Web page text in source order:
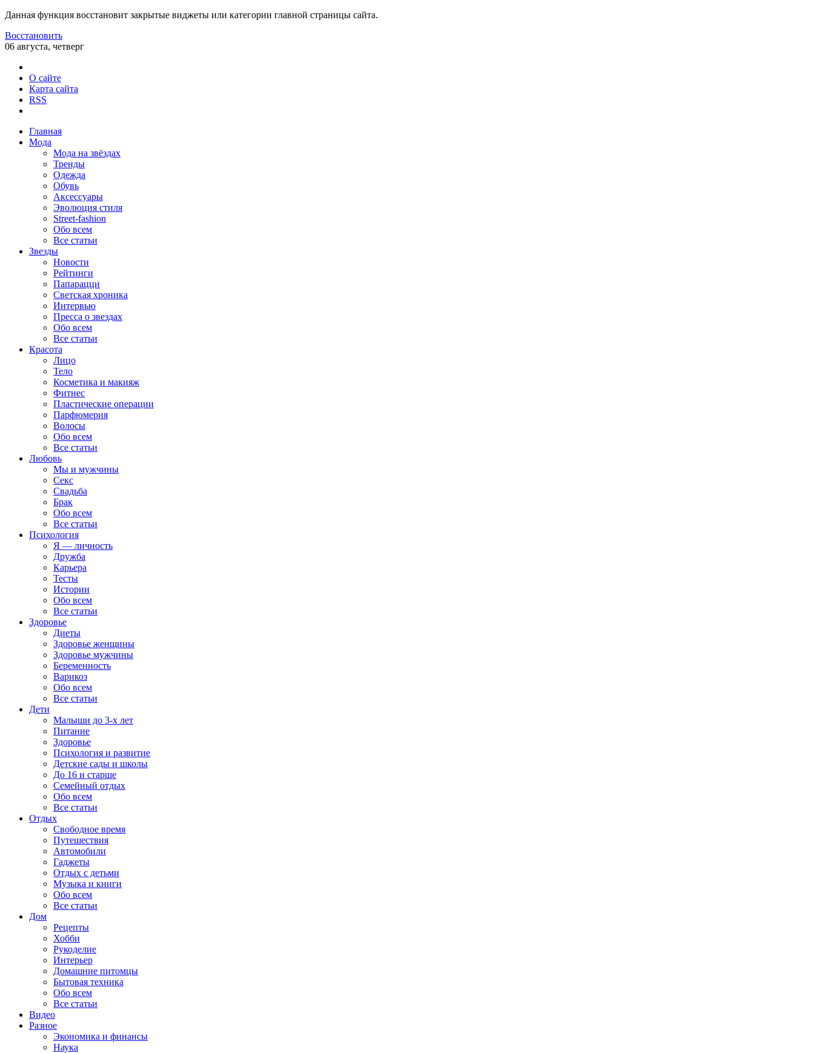
Данная функция восстановит закрытые виджеты или категории главной страницы сайта.
Восстановить
06 августа, четверг
О сайте
Карта сайта
RSS
Главная
Мода
Мода на звёздах
Тренды
Одежда
Обувь
Аксессуары
Эволюция стиля
Street-fashion
Обо всем
Все статьи
Звезды
Новости
Рейтинги
Папарацци
Светская хроника
Интервью
Пресса о звездах
Обо всем
Все статьи
Красота
Лицо
Тело
Косметика и макияж
Фитнес
Пластические операции
Парфюмерия
Волосы
Обо всем
Все статьи
Любовь
Мы и мужчины
Секс
Свадьба
Брак
Обо всем
Все статьи
Психология
Я — личность
Дружба
Карьера
Тесты
Истории
Обо всем
Все статьи
Здоровье
Диеты
Здоровье женщины
Здоровье мужчины
Беременность
Варикоз
Обо всем
Все статьи
Дети
Малыши до 3-х лет
Питание
Здоровье
Психология и развитие
Детские сады и школы
До 16 и старше
Семейный отдых
Обо всем
Все статьи
Отдых
Свободное время
Путешествия
Автомобили
Гаджеты
Отдых с детьми
Музыка и книги
Обо всем
Все статьи
Дом
Рецепты
Хобби
Рукоделие
Интерьер
Домашние питомцы
Бытовая техника
Обо всем
Все статьи
Видео
Разное
Экономика и финансы
Наука